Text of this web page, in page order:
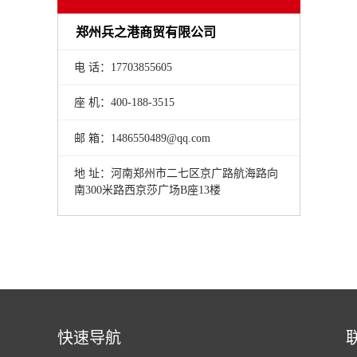
郑州兵之港商贸有限公司
电 话：17703855605
座 机：400-188-3515
邮 箱：1486550489@qq.com
地 址：河南郑州市二七区京广路航海路向
南300米路西京莎广场B座13楼
快速导航